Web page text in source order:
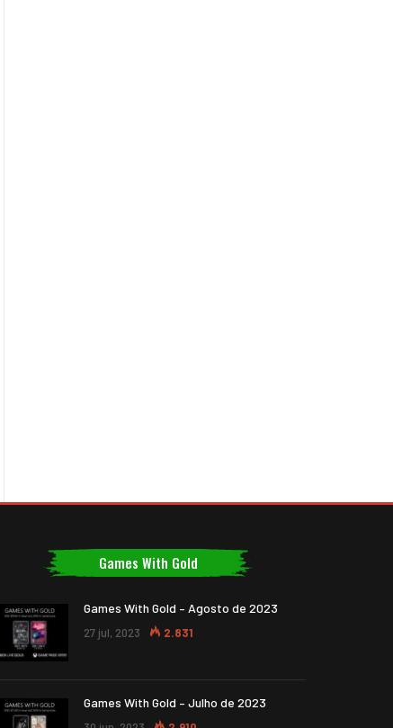
Games With Gold
Games With Gold – Agosto de 2023
27 jul, 2023 2.831
Games With Gold – Julho de 2023